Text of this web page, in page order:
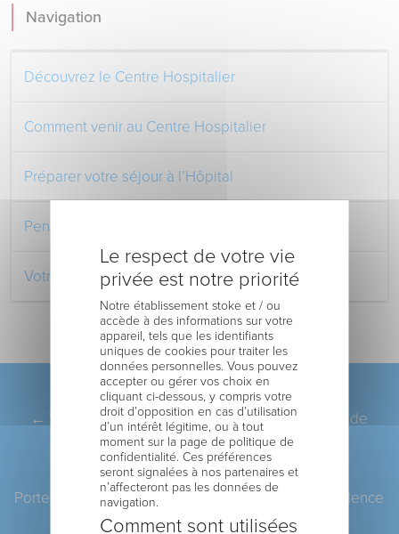
Navigation
Découvrez le Centre Hospitalier
Comment venir au Centre Hospitalier
Préparer votre séjour à l’Hôpital
Pendant votre séjour à l’Hôpital
Votre retour au domicile
ARTICLE PRÉCÉDENT
← Voix du Nord – Le service d’imagerie s’étoffe de
quatre nouveaux praticiens
ARTICLE SUIVANT
Portes ouvertes et journée du patrimoine à la Résidence
Vauban→
Le respect de votre vie
privée est notre priorité
Notre établissement stoke et / ou
accède à des informations sur votre
appareil, tels que les identifiants
uniques de cookies pour traiter les
données personnelles. Vous pouvez
accepter ou gérer vos choix en
cliquant ci-dessous, y compris votre
droit d’opposition en cas d’utilisation
d’un intérêt légitime, ou à tout
moment sur la page de politique de
confidentialité. Ces préférences
seront signalées à nos partenaires et
n’affecteront pas les données de
navigation.
Comment sont utilisées